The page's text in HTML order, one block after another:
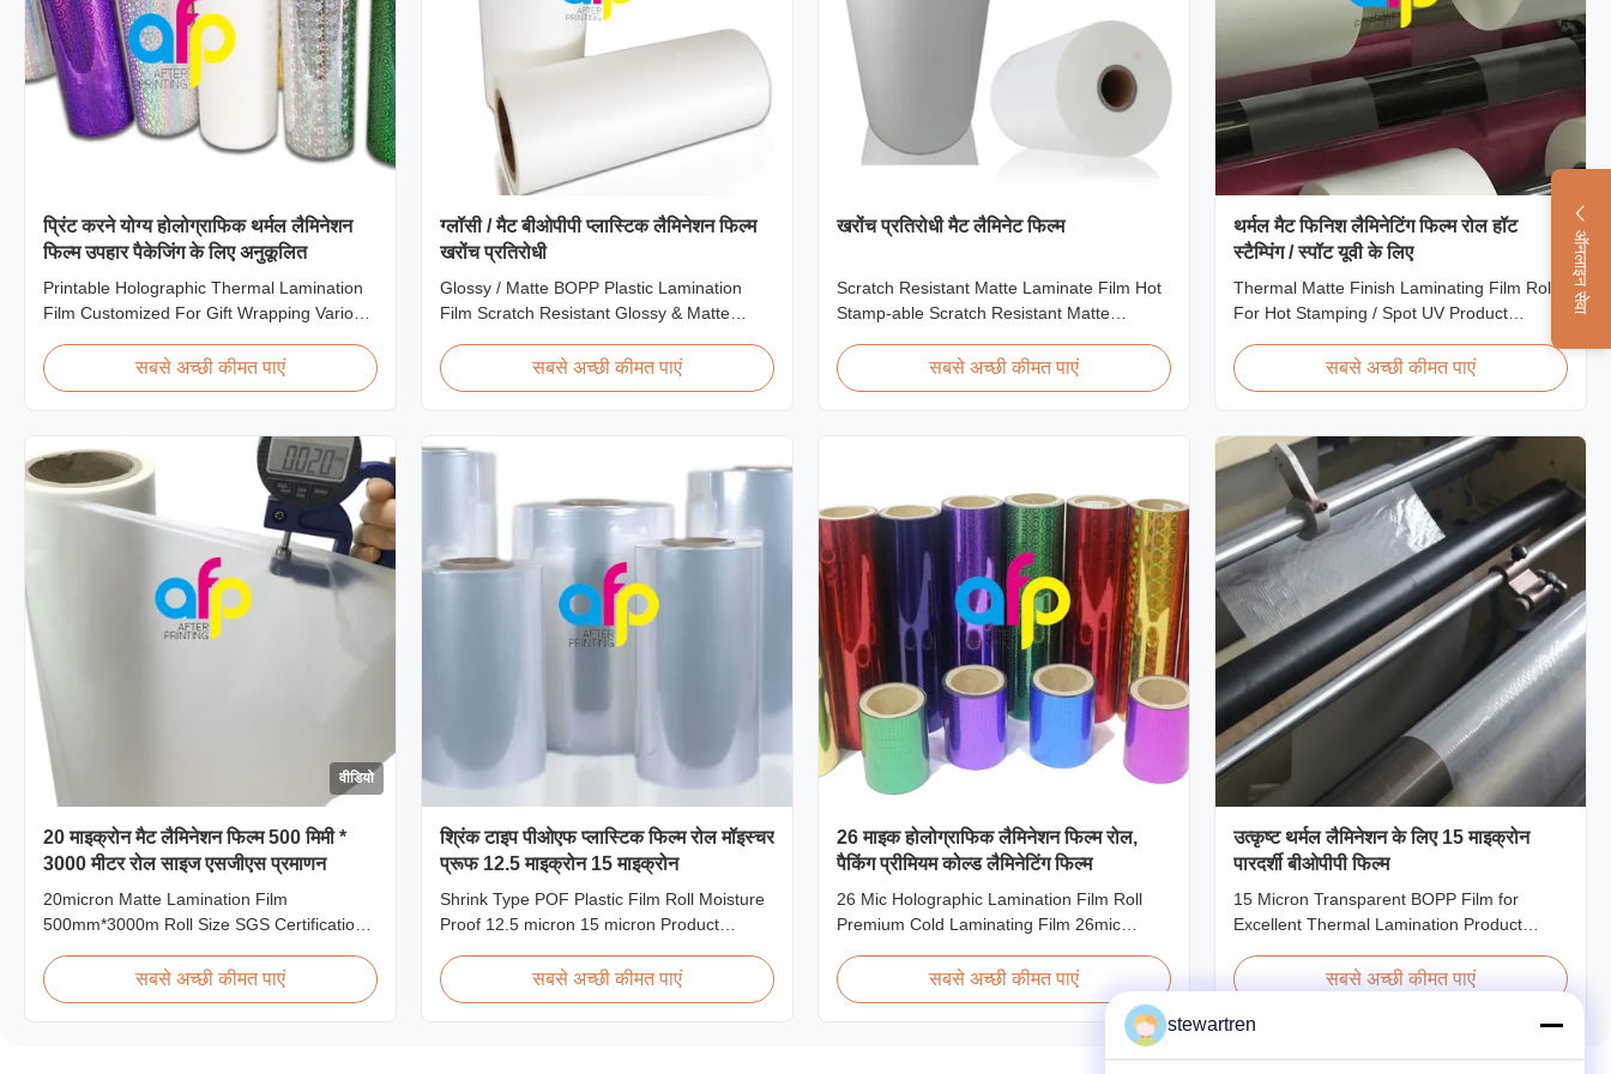
ऑनलाइन सेवा
प्रिंट करने योग्य होलोग्राफिक थर्मल लैमिनेशन
फिल्म उपहार पैकेजिंग के लिए अनुकूलित
Printable Holographic Thermal Lamination
Film Customized For Gift Wrapping Various
Film for Gift Wrapping Our comprehensive
range of holographic thermal lamination
specifically for gift wrapping applications.
Laser ...
सबसे अच्छी कीमत पाएं
ग्लॉसी / मैट बीओपीपी प्लास्टिक लैमिनेशन फिल्म
खरोंच प्रतिरोधी
Glossy / Matte BOPP Plastic Lamination
Film Scratch Resistant Glossy & Matte
Resistant Film Product Specifications Item
Scratch Resistant Film Material BOPP +
300m - 4000m Core Size 1 inch ...
सबसे अच्छी कीमत पाएं
खरोंच प्रतिरोधी मैट लैमिनेट फिल्म
Scratch Resistant Matte Laminate Film Hot
Stamp-able Scratch Resistant Matte
Cardboard Scratch resistant matte laminate
film is one of the plastic laminate films we
सबसे अच्छी कीमत पाएं
थर्मल मैट फिनिश लैमिनेटिंग फिल्म रोल हॉट
स्टैम्पिंग / स्पॉट यूवी के लिए
Thermal Matte Finish Laminating Film Roll
For Hot Stamping / Spot UV Product
Film 42 Dynes Double Corona Treatment
Thermal Roll Matte Laminating Film for Hot
Specifications Specifications Model No.
AFP-Y18 AFP-Y20 AFP-Y22 AFP-Y21 ...
सबसे अच्छी कीमत पाएं
वीडियो
20 माइक्रोन मैट लैमिनेशन फिल्म 500 मिमी *
3000 मीटर रोल साइज एसजीएस प्रमाणन
20micron Matte Lamination Film
500mm*3000m Roll Size SGS Certification
Factory Price 20micron Matte Lamination
Film achieved top sales quantity among
सबसे अच्छी कीमत पाएं
श्रिंक टाइप पीओएफ प्लास्टिक फिल्म रोल मॉइस्चर
प्रूफ 12.5 माइक्रोन 15 माइक्रोन
Shrink Type POF Plastic Film Roll Moisture
Proof 12.5 micron 15 micron Product
Film is the most widely used shrink
packaging material due to being cost-
सबसे अच्छी कीमत पाएं
26 माइक होलोग्राफिक लैमिनेशन फिल्म रोल,
पैकिंग प्रीमियम कोल्ड लैमिनेटिंग फिल्म
26 Mic Holographic Lamination Film Roll
Premium Cold Laminating Film 26mic
Film Holographic Thermal Laminating Film
Base Film BOPP PET 18 micron 18 micron
12 micron 15 micron EVA 6 micron EVA 8
सबसे अच्छी कीमत पाएं
उत्कृष्ट थर्मल लैमिनेशन के लिए 15 माइक्रोन
पारदर्शी बीओपीपी फिल्म
15 Micron Transparent BOPP Film for
Excellent Thermal Lamination Product
Lamination Film is designed to preserve the
materials. Available in multiple thicknesses
सबसे अच्छी कीमत पाएं
stewartren